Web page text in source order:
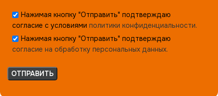
Нажимая кнопку "Отправить" подтверждаю
согласие с условиями политики конфиденциальности.
Нажимая кнопку "Отправить" подтверждаю
согласие на обработку персональных данных.